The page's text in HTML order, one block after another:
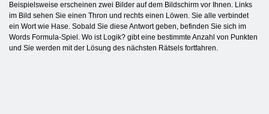
Beispielsweise erscheinen zwei Bilder auf dem Bildschirm vor Ihnen. Links
im Bild sehen Sie einen Thron und rechts einen Löwen. Sie alle verbindet
ein Wort wie Hase. Sobald Sie diese Antwort geben, befinden Sie sich im
Words Formula-Spiel. Wo ist Logik? gibt eine bestimmte Anzahl von Punkten
und Sie werden mit der Lösung des nächsten Rätsels fortfahren.